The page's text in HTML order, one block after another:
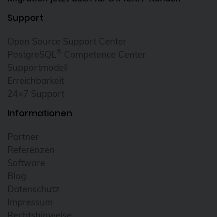
Cloudübergreifendes Management
CNCF
Community
Config Management Camp
Configmap
Container
ContainerConf
corosync
credativ
Cryptomator
CVE
Support
Open Source Support Center
PostgreSQL ® Competence Center
Supportmodell
Erreichbarkeit
24×7 Support
Informationen
Partner
Referenzen
Software
Blog
Datenschutz
Impressum